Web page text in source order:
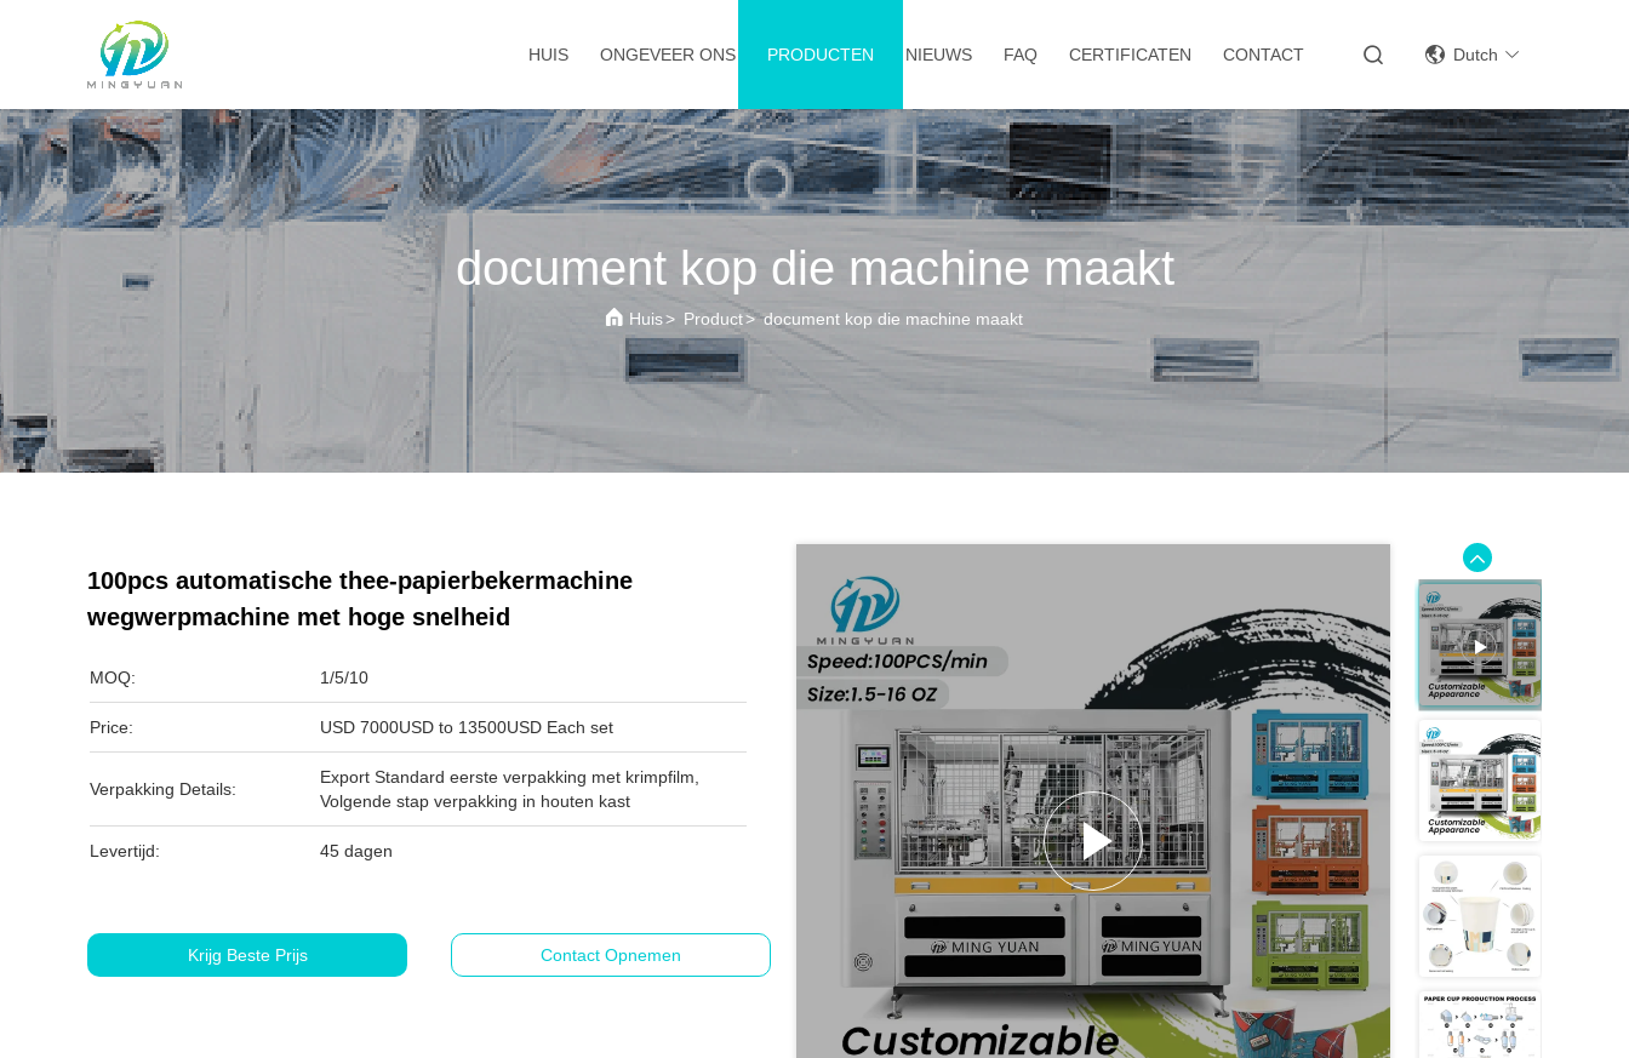
HUIS ONGEVEER ONS PRODUCTEN NIEUWS FAQ CERTIFICATEN CONTACT Dutch
document kop die machine maakt
Huis> Product> document kop die machine maakt
100pcs automatische thee-papierbekermachine
wegwerpmachine met hoge snelheid
MOQ: 1/5/10
Price: USD 7000USD to 13500USD Each set
Verpakking Details:
Export Standard eerste verpakking met krimpfilm,
Volgende stap verpakking in houten kast
Levertijd: 45 dagen
Krijg Beste Prijs Contact Opnemen